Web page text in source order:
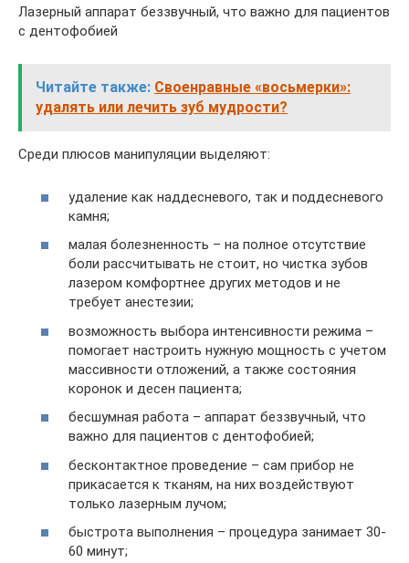
Лазерный аппарат беззвучный, что важно для пациентов
с дентофобией
Читайте также: Своенравные «восьмерки»:
удалять или лечить зуб мудрости?
Среди плюсов манипуляции выделяют:
удаление как наддесневого, так и поддесневого
камня;
малая болезненность – на полное отсутствие
боли рассчитывать не стоит, но чистка зубов
лазером комфортнее других методов и не
требует анестезии;
возможность выбора интенсивности режима –
помогает настроить нужную мощность с учетом
массивности отложений, а также состояния
коронок и десен пациента;
бесшумная работа – аппарат беззвучный, что
важно для пациентов с дентофобией;
бесконтактное проведение – сам прибор не
прикасается к тканям, на них воздействуют
только лазерным лучом;
быстрота выполнения – процедура занимает 30-
60 минут;